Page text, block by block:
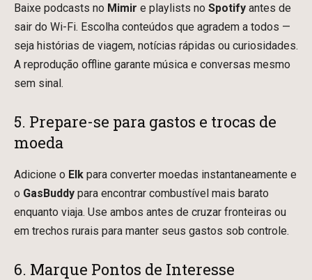
Baixe podcasts no Mimir e playlists no Spotify antes de
sair do Wi-Fi. Escolha conteúdos que agradem a todos —
seja histórias de viagem, notícias rápidas ou curiosidades.
A reprodução offline garante música e conversas mesmo
sem sinal.
5. Prepare-se para gastos e trocas de
moeda
Adicione o Elk para converter moedas instantaneamente e
o GasBuddy para encontrar combustível mais barato
enquanto viaja. Use ambos antes de cruzar fronteiras ou
em trechos rurais para manter seus gastos sob controle.
6. Marque Pontos de Interesse